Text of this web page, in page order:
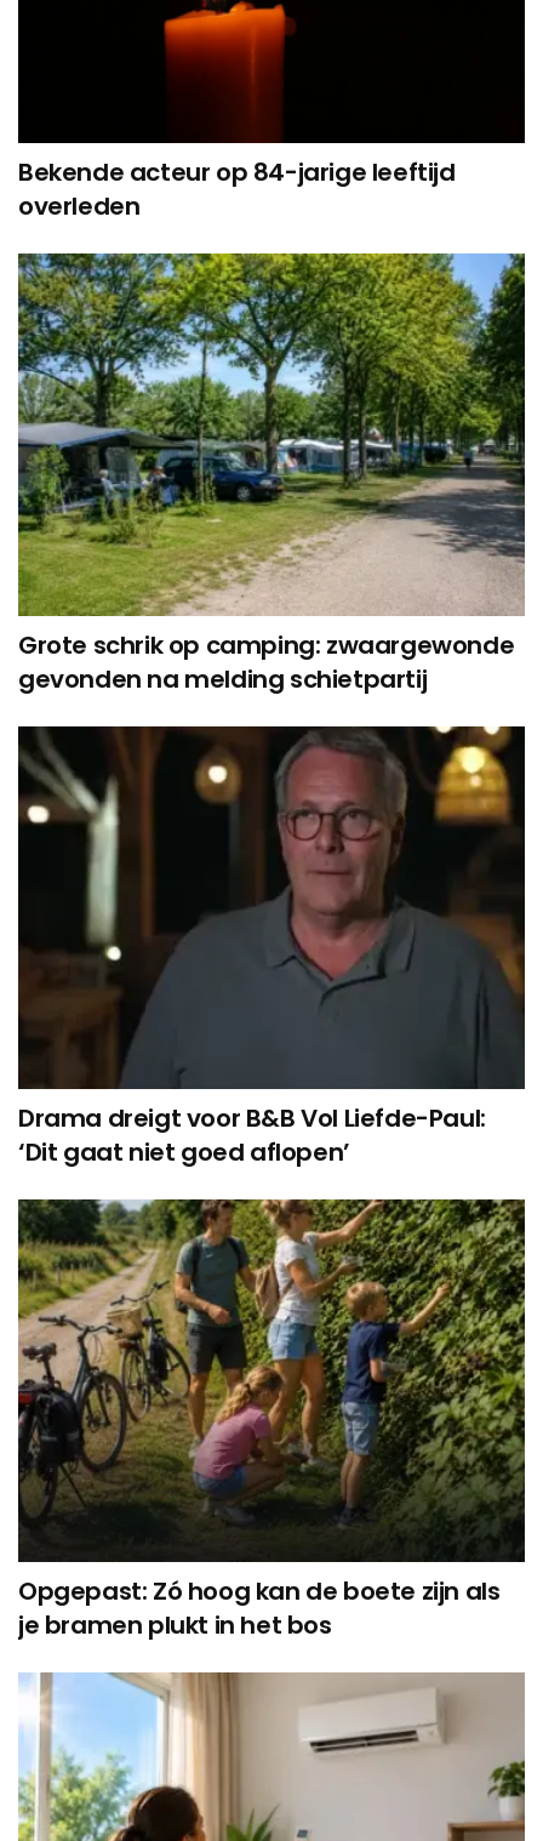
Bekende acteur op 84-jarige leeftijd
overleden
Grote schrik op camping: zwaargewonde
gevonden na melding schietpartij
Drama dreigt voor B&B Vol Liefde-Paul:
‘Dit gaat niet goed aflopen’
Opgepast: Zó hoog kan de boete zijn als
je bramen plukt in het bos